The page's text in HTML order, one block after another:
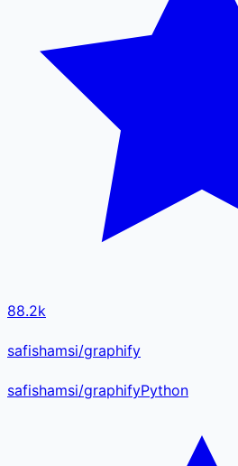
88.2k
safishamsi/graphify
safishamsi/graphifyPython